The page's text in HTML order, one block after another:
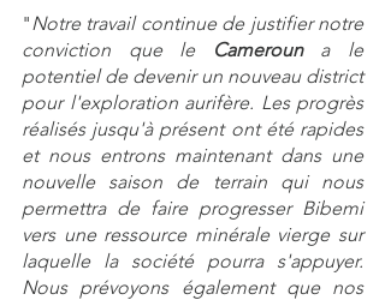
"Notre travail continue de justifier notre
conviction que le
Cameroun a le
potentiel de devenir un nouveau district
pour l'exploration aurifère. Les progrès
réalisés jusqu'à présent ont été rapides
et nous entrons maintenant dans une
nouvelle saison de terrain qui nous
permettra de faire progresser Bibemi
vers une ressource minérale vierge sur
laquelle la société pourra s'appuyer.
Nous prévoyons également que nos